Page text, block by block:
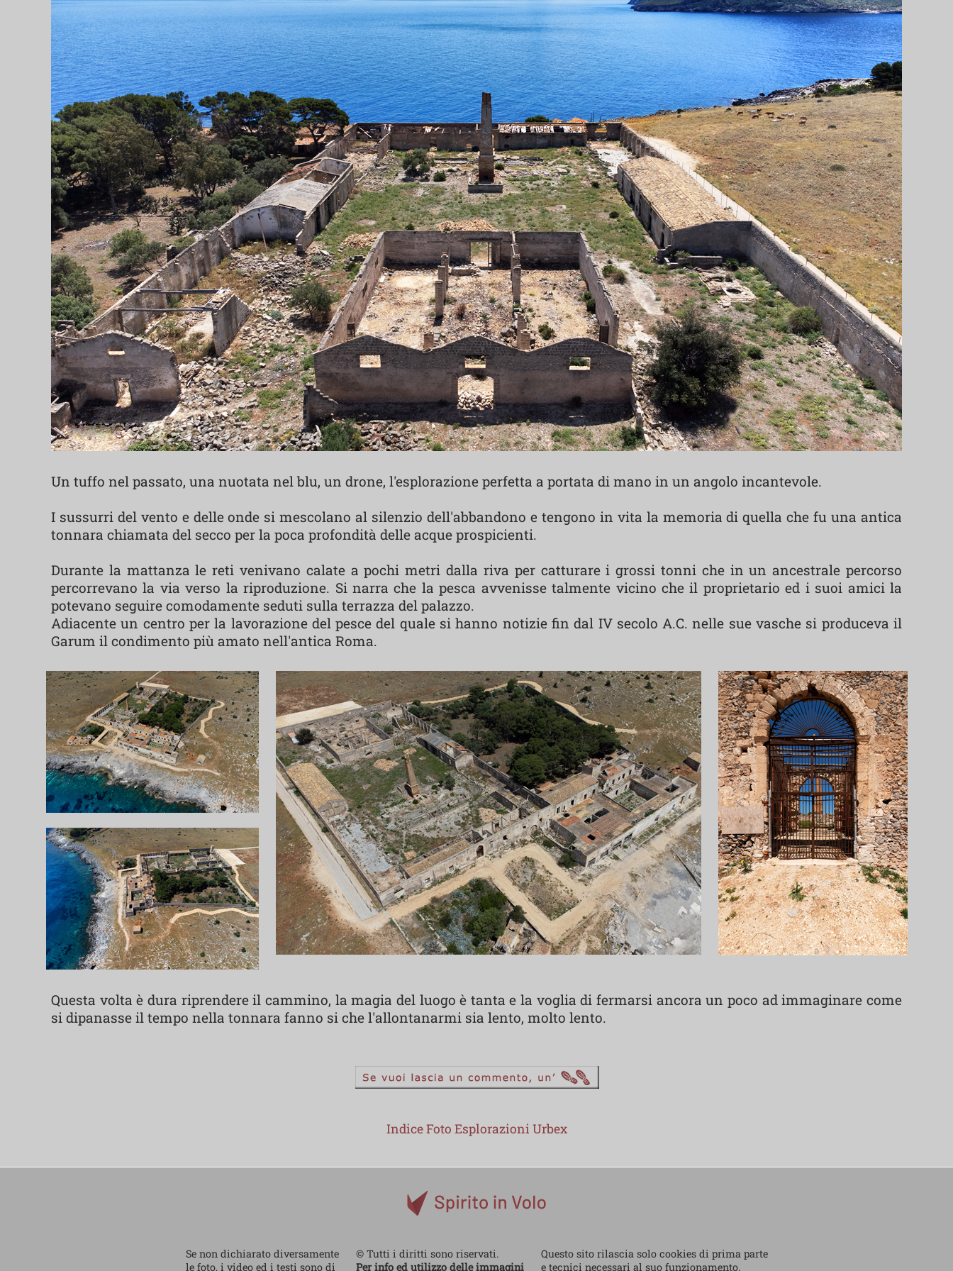
Un tuffo nel passato, una nuotata nel blu, un drone, l'esplorazione perfetta a portata di mano in un angolo incantevole.
I sussurri del vento e delle onde si mescolano al silenzio dell'abbandono e tengono in vita la memoria di quella che fu una antica
tonnara chiamata del secco per la poca profondità delle acque prospicienti.
Durante la mattanza le reti venivano calate a pochi metri dalla riva per catturare i grossi tonni che in un ancestrale percorso
percorrevano la via verso la riproduzione. Si narra che la pesca avvenisse talmente vicino che il proprietario ed i suoi amici la
potevano seguire comodamente seduti sulla terrazza del palazzo.
Adiacente un centro per la lavorazione del pesce del quale si hanno notizie fin dal IV secolo A.C. nelle sue vasche si produceva il
Garum il condimento più amato nell'antica Roma.
Questa volta è dura riprendere il cammino, la magia del luogo è tanta e la voglia di fermarsi ancora un poco ad immaginare come
si dipanasse il tempo nella tonnara fanno si che l'allontanarmi sia lento, molto lento.
Indice Foto Esplorazioni Urbex
Se non dichiarato diversamente
le foto, i video ed i testi sono di
© Tutti i diritti sono riservati.
Per info ed utilizzo delle immagini
Questo sito rilascia solo cookies di prima parte
e tecnici necessari al suo funzionamento.